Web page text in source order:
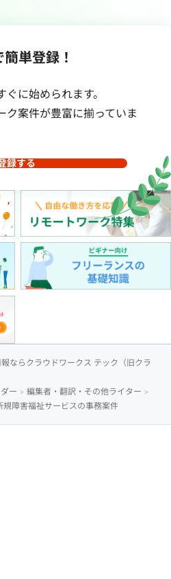
単登録！
に始められます。
ク案件が豊富に揃っていま
録する
ならクラウドワークス テック（旧クラ
ー
編集者・翻訳・その他ライター
規障害福祉サービスの事務案件